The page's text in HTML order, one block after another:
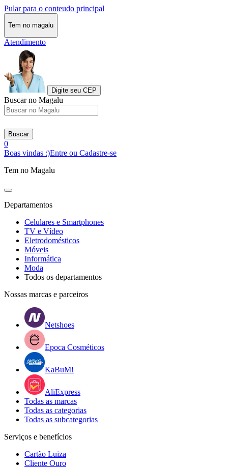
Pular para o conteudo principal
Tem no magalu
Atendimento
Digite seu CEP
Buscar no Magalu
Buscar
0
Boas vindas :)Entre ou Cadastre-se
Tem no Magalu
Departamentos
Celulares e Smartphones
TV e Vídeo
Eletrodomésticos
Móveis
Informática
Moda
Todos os departamentos
Nossas marcas e parceiros
Netshoes
Epoca Cosméticos
KaBuM!
AliExpress
Todas as marcas
Todas as categorias
Todas as subcategorias
Serviços e benefícios
Cartão Luiza
Cliente Ouro